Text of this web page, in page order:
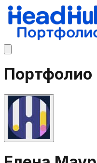
Портфолио